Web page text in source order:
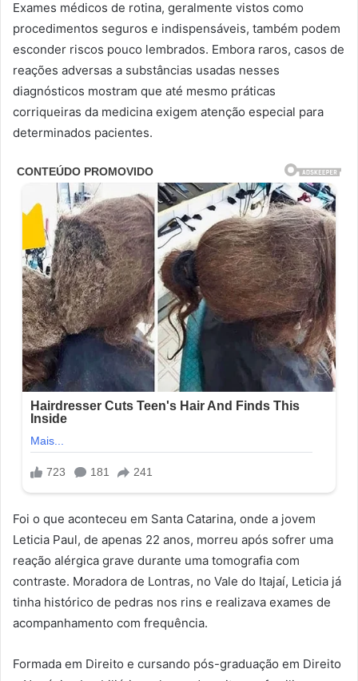
Exames médicos de rotina, geralmente vistos como
procedimentos seguros e indispensáveis, também podem
esconder riscos pouco lembrados. Embora raros, casos de
reações adversas a substâncias usadas nesses
diagnósticos mostram que até mesmo práticas
corriqueiras da medicina exigem atenção especial para
determinados pacientes.
Foi o que aconteceu em Santa Catarina, onde a jovem
Leticia Paul, de apenas 22 anos, morreu após sofrer uma
reação alérgica grave durante uma tomografia com
contraste. Moradora de Lontras, no Vale do Itajaí, Leticia já
tinha histórico de pedras nos rins e realizava exames de
acompanhamento com frequência.
Formada em Direito e cursando pós-graduação em Direito